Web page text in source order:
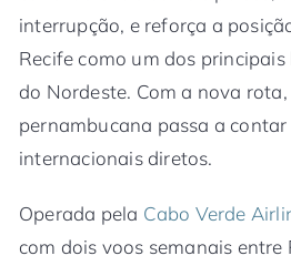
interrupção, e reforça a
Recife como um dos
do Nordeste. Com a nova
pernambucana passa a
internacionais diretos.
Operada pela Cabo Verde
com dois voos semanais entre